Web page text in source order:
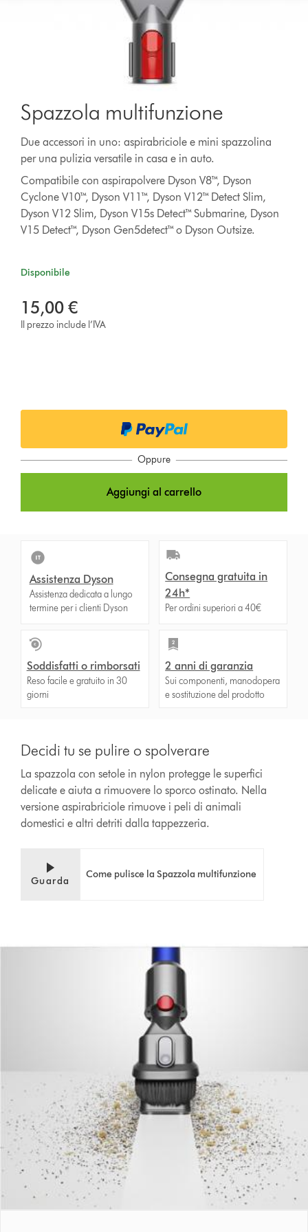
Spazzola multifunzione
Due accessori in uno: aspirabriciole e mini spazzolina
per una pulizia versatile in casa e in auto.
Compatibile con aspirapolvere Dyson V8™, Dyson
Cyclone V10™, Dyson V11™, Dyson V12™ Detect Slim,
Dyson V12 Slim, Dyson V15s Detect™ Submarine, Dyson
V15 Detect™, Dyson Gen5detect™ o Dyson Outsize.
Disponibile
15,00 €
Il prezzo include l’IVA
Oppure
Aggiungi al carrello
Assistenza Dyson
Assistenza dedicata a lungo
termine per i clienti Dyson
Consegna gratuita in
24h*
Per ordini superiori a 40€
Soddisfatti o rimborsati
Reso facile e gratuito in 30
giorni
2 anni di garanzia
Sui componenti, manodopera
e sostituzione del prodotto
Decidi tu se pulire o spolverare
La spazzola con setole in nylon protegge le superfici
delicate e aiuta a rimuovere lo sporco ostinato. Nella
versione aspirabriciole rimuove i peli di animali
domestici e altri detriti dalla tappezzeria.
Guarda
Come pulisce la Spazzola multifunzione